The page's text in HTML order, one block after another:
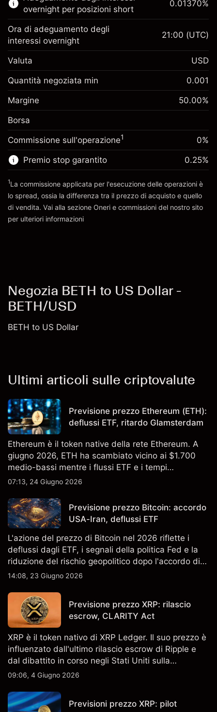
CFD
investimento
Adeguamento
finanziamento overnight
Oneri per l'intero valore della
-0.061644
%
Dimensione dell'operazione a leva
Denaro da leva ~$1,000.00
Vai alla piattaforma
overnight per posizioni short
Margine. Il tuo
investimento
$1,000.00
finanziamento overnight
Oneri per l'intero valore della
posizione
%
Dimensione dell'operazione a leva
Denaro da leva ~ $1,000.00
Vai alla piattaforma
0.01370%
Ora di adeguamento degli
interessi overnight
21:00 (UTC)
Valuta USD
Quantità negoziata min 0.001
Margine 50.00%
Borsa
Commissione sull'operazione1 0%
Premio stop garantito 0.25%
1La commissione applicata per l'esecuzione delle operazioni è
lo spread, ossia la differenza tra il prezzo di acquisto e quello
di vendita. Vai alla sezione Oneri e commissioni del nostro sito
per ulteriori informazioni
Negozia BETH to US Dollar -
BETH/USD
BETH to US Dollar
Ultimi articoli sulle criptovalute
Previsione prezzo Ethereum (ETH):
deflussi ETF, ritardo Glamsterdam
Ethereum è il token native della rete Ethereum. A
giugno 2026, ETH ha scambiato vicino ai $1.700
medio-bassi mentre i flussi ETF e i tempi
dell'upgrade hanno plasmato il sentiment. I risultati
risultati futuri.
07:13, 24 Giugno 2026
Previsione prezzo Bitcoin: accordo
USA-Iran, deflussi ETF
L'azione del prezzo di Bitcoin nel 2026 riflette i
deflussi dagli ETF, i segnali della politica Fed e la
riduzione del rischio geopolitico dopo l'accordo di
pace USA-Iran. I rendimenti passati non sono un
14:08, 23 Giugno 2026
Previsione prezzo XRP: rilascio
escrow, CLARITY Act
XRP è il token nativo di XRP Ledger. Il suo prezzo è
influenzato dall'ultimo rilascio escrow di Ripple e
dal dibattito in corso negli Stati Uniti sulla
regolamentazione crypto. I rendimenti passati non
09:06, 4 Giugno 2026
Previsioni prezzo XRP: pilot